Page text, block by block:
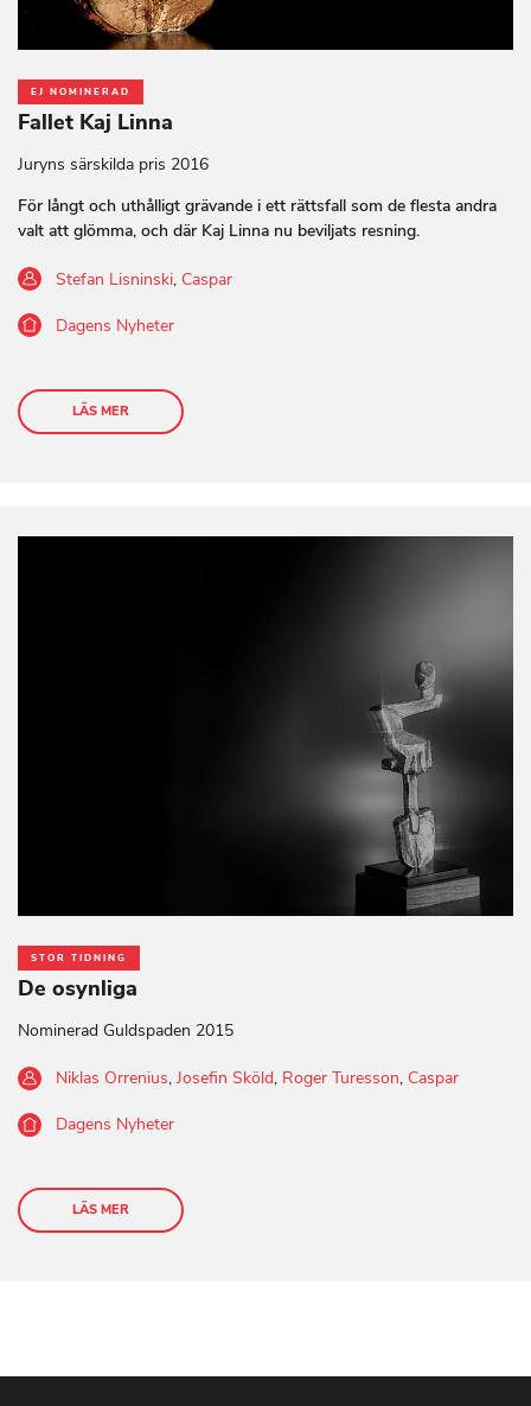
EJ NOMINERAD
Fallet Kaj Linna
Juryns särskilda pris 2016
För långt och uthålligt grävande i ett rättsfall som de flesta andra
valt att glömma, och där Kaj Linna nu beviljats resning.
Stefan Lisninski, Caspar
Dagens Nyheter
LÄS MER
STOR TIDNING
De osynliga
Nominerad Guldspaden 2015
Niklas Orrenius,Josefin Sköld, Roger Turesson, Caspar
Dagens Nyheter
LÄS MER